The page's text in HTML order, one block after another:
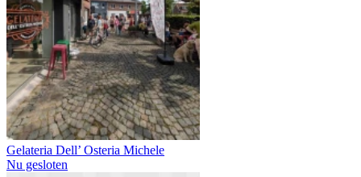
Gelateria Dell’ Osteria Michele
Nu gesloten